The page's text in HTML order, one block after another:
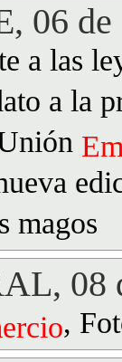
06 de
a las
a la
magos
08
,